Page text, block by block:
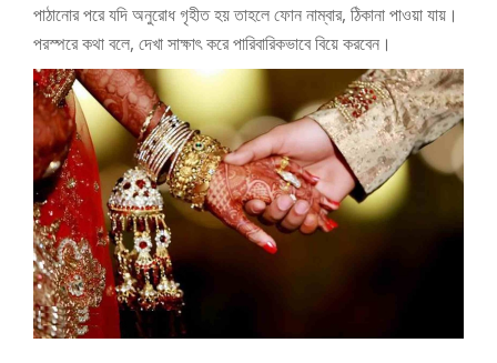
পাঠানোর পরে যদি অনুরোধ গৃহীত হয় তাহলে ফোন নাম্বার, ঠিকানা পাওয়া যায়।
পরস্পরে কথা বলে, দেখা সাক্ষাৎ করে পারিবারিকভাবে বিয়ে করবেন।